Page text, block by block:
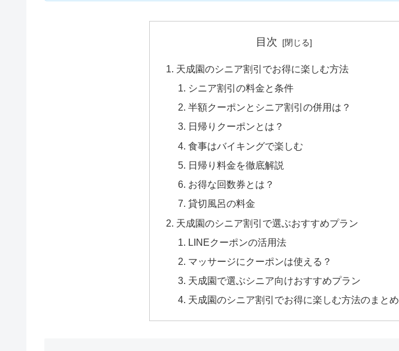
目次
天成園のシニア割引でお得に楽しむ方法
シニア割引の料金と条件
半額クーポンとシニア割引の併用は？
日帰りクーポンとは？
食事はバイキングで楽しむ
日帰り料金を徹底解説
お得な回数券とは？
貸切風呂の料金
天成園のシニア割引で選ぶおすすめプラン
LINEクーポンの活用法
マッサージにクーポンは使える？
天成園で選ぶシニア向けおすすめプラン
天成園のシニア割引でお得に楽しむ方法のまとめ